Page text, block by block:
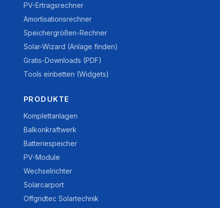
PV-Ertragsrechner
Amortisationsrechner
Speichergrößen-Rechner
Solar-Wizard (Anlage finden)
Gratis-Downloads (PDF)
Tools einbetten (Widgets)
PRODUKTE
Komplettanlagen
Balkonkraftwerk
Batteriespeicher
PV-Module
Wechselrichter
Solarcarport
Offgridtec Solartechnik